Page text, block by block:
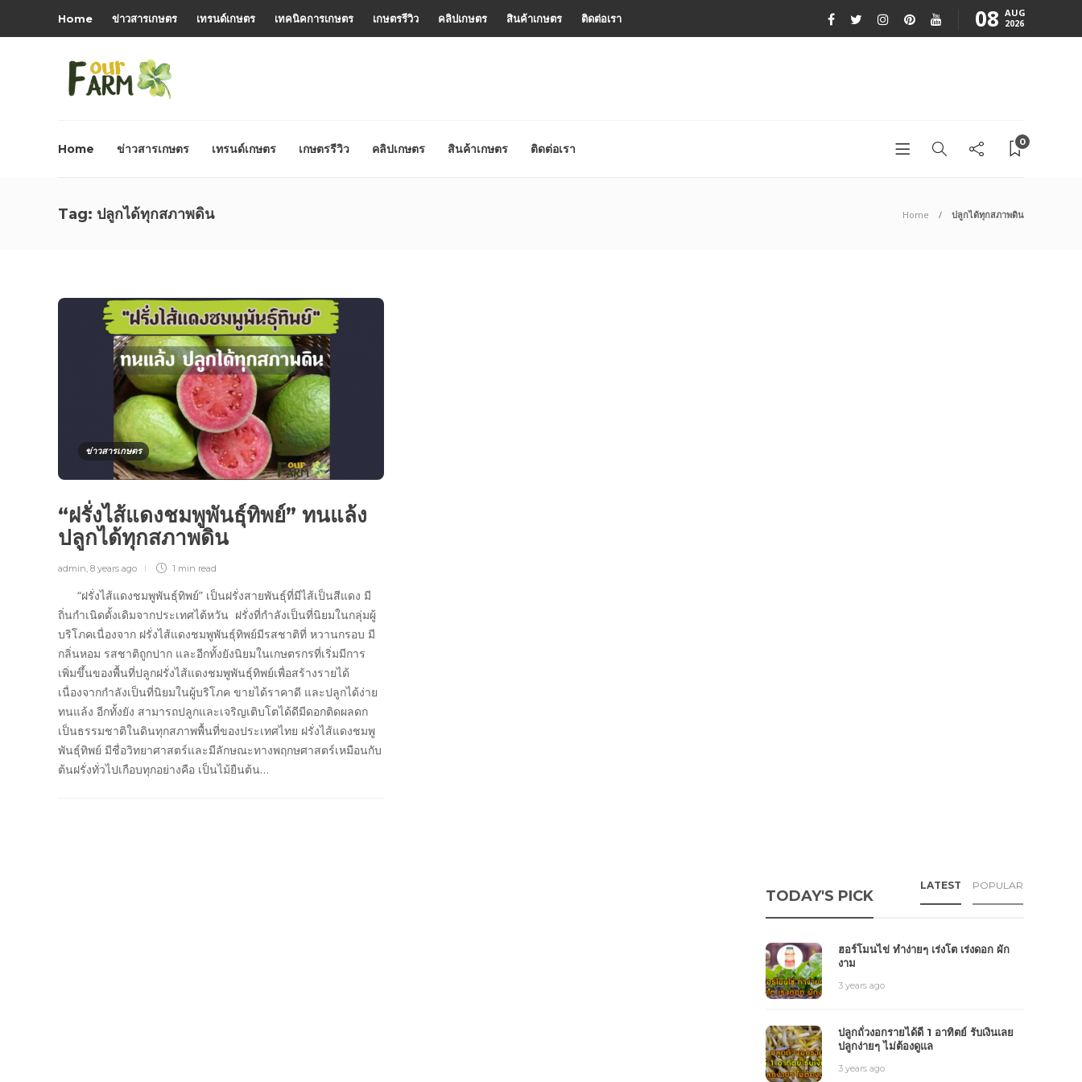
Home ข่าวสารเกษตร เทรนด์เกษตร เทคนิคการเกษตร เกษตรรีวิว คลิปเกษตร สินค้าเกษตร ติดต่อเรา 08 AUG
2026
Home ข่าวสารเกษตร เทรนด์เกษตร เกษตรรีวิว คลิปเกษตร สินค้าเกษตร ติดต่อเรา 0
Tag: ปลูกได้ทุกสภาพดิน Home ปลูกได้ทุกสภาพดิน
ข่าวสารเกษตร
“ฝรั่งไส้แดงชมพูพันธุ์ทิพย์” ทนแล้ง
ปลูกได้ทุกสภาพดิน
admin, 8 years ago 1 min read
“ฝรั่งไส้แดงชมพูพันธุ์ทิพย์” เป็นฝรั่งสายพันธุ์ที่มีไส้เป็นสีแดง มี
ถิ่นกำเนิดดั้งเดิมจากประเทศไต้หวัน ฝรั่งที่กำลังเป็นที่นิยมในกลุ่มผู้
บริโภคเนื่องจาก ฝรั่งไส้แดงชมพูพันธุ์ทิพย์มีรสชาติที่ หวานกรอบ มี
กลิ่นหอม รสชาติถูกปาก และอีกทั้งยังนิยมในเกษตรกรที่เริ่มมีการ
เพิ่มขึ้นของพื้นที่ปลูกฝรั่งไส้แดงชมพูพันธุ์ทิพย์เพื่อสร้างรายได้
เนื่องจากกำลังเป็นที่นิยมในผู้บริโภค ขายได้ราคาดี และปลูกได้ง่าย
ทนแล้ง อีกทั้งยัง สามารถปลูกและเจริญเติบโตได้ดีมีดอกติดผลดก
เป็นธรรมชาติในดินทุกสภาพพื้นที่ของประเทศไทย ฝรั่งไส้แดงชมพู
พันธุ์ทิพย์ มีชื่อวิทยาศาสตร์และมีลักษณะทางพฤกษศาสตร์เหมือนกับ
ต้นฝรั่งทั่วไปเกือบทุกอย่างคือ เป็นไม้ยืนต้น…
TODAY'S PICK
LATEST POPULAR
ฮอร์โมนไข่ ทำง่ายๆ เร่งโต เร่งดอก ผัก
งาม
3 years ago
ปลูกถั่วงอกรายได้ดี 1 อาทิตย์ รับเงินเลย
ปลูกง่ายๆ ไม่ต้องดูแล
3 years ago